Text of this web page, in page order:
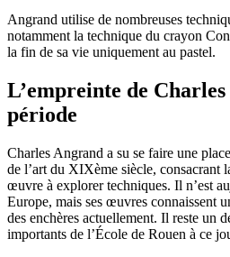
Angrand utilise de nombreuses
notamment la technique du crayon
la fin de sa vie uniquement au pastel.
L’empreinte de
période
Charles Angrand a su se faire une
de l’art du XIXème siècle, consacrant
œuvre à explorer techniques. Il n’est
Europe, mais ses œuvres connaissent
des enchères actuellement. Il reste un
importants de l’École de Rouen à ce